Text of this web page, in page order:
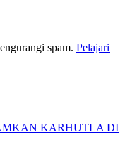
spam. Pelajari
KARHUTLA DI